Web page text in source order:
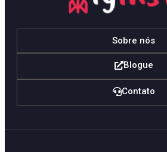
Sobre nós
Blogue
Contato